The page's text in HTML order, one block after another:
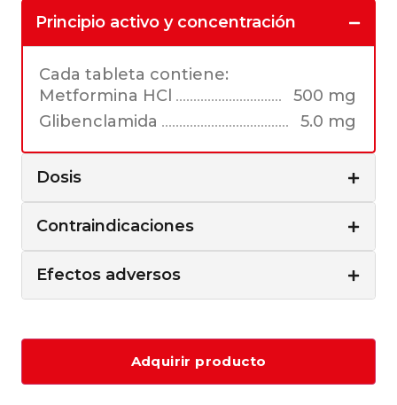
Principio activo y concentración
Cada tableta contiene:
Metformina HCl
500 mg
Glibenclamida
5.0 mg
Dosis
Contraindicaciones
Efectos adversos
Adquirir producto